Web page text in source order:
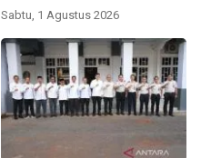
Sabtu, 1 Agustus 2026